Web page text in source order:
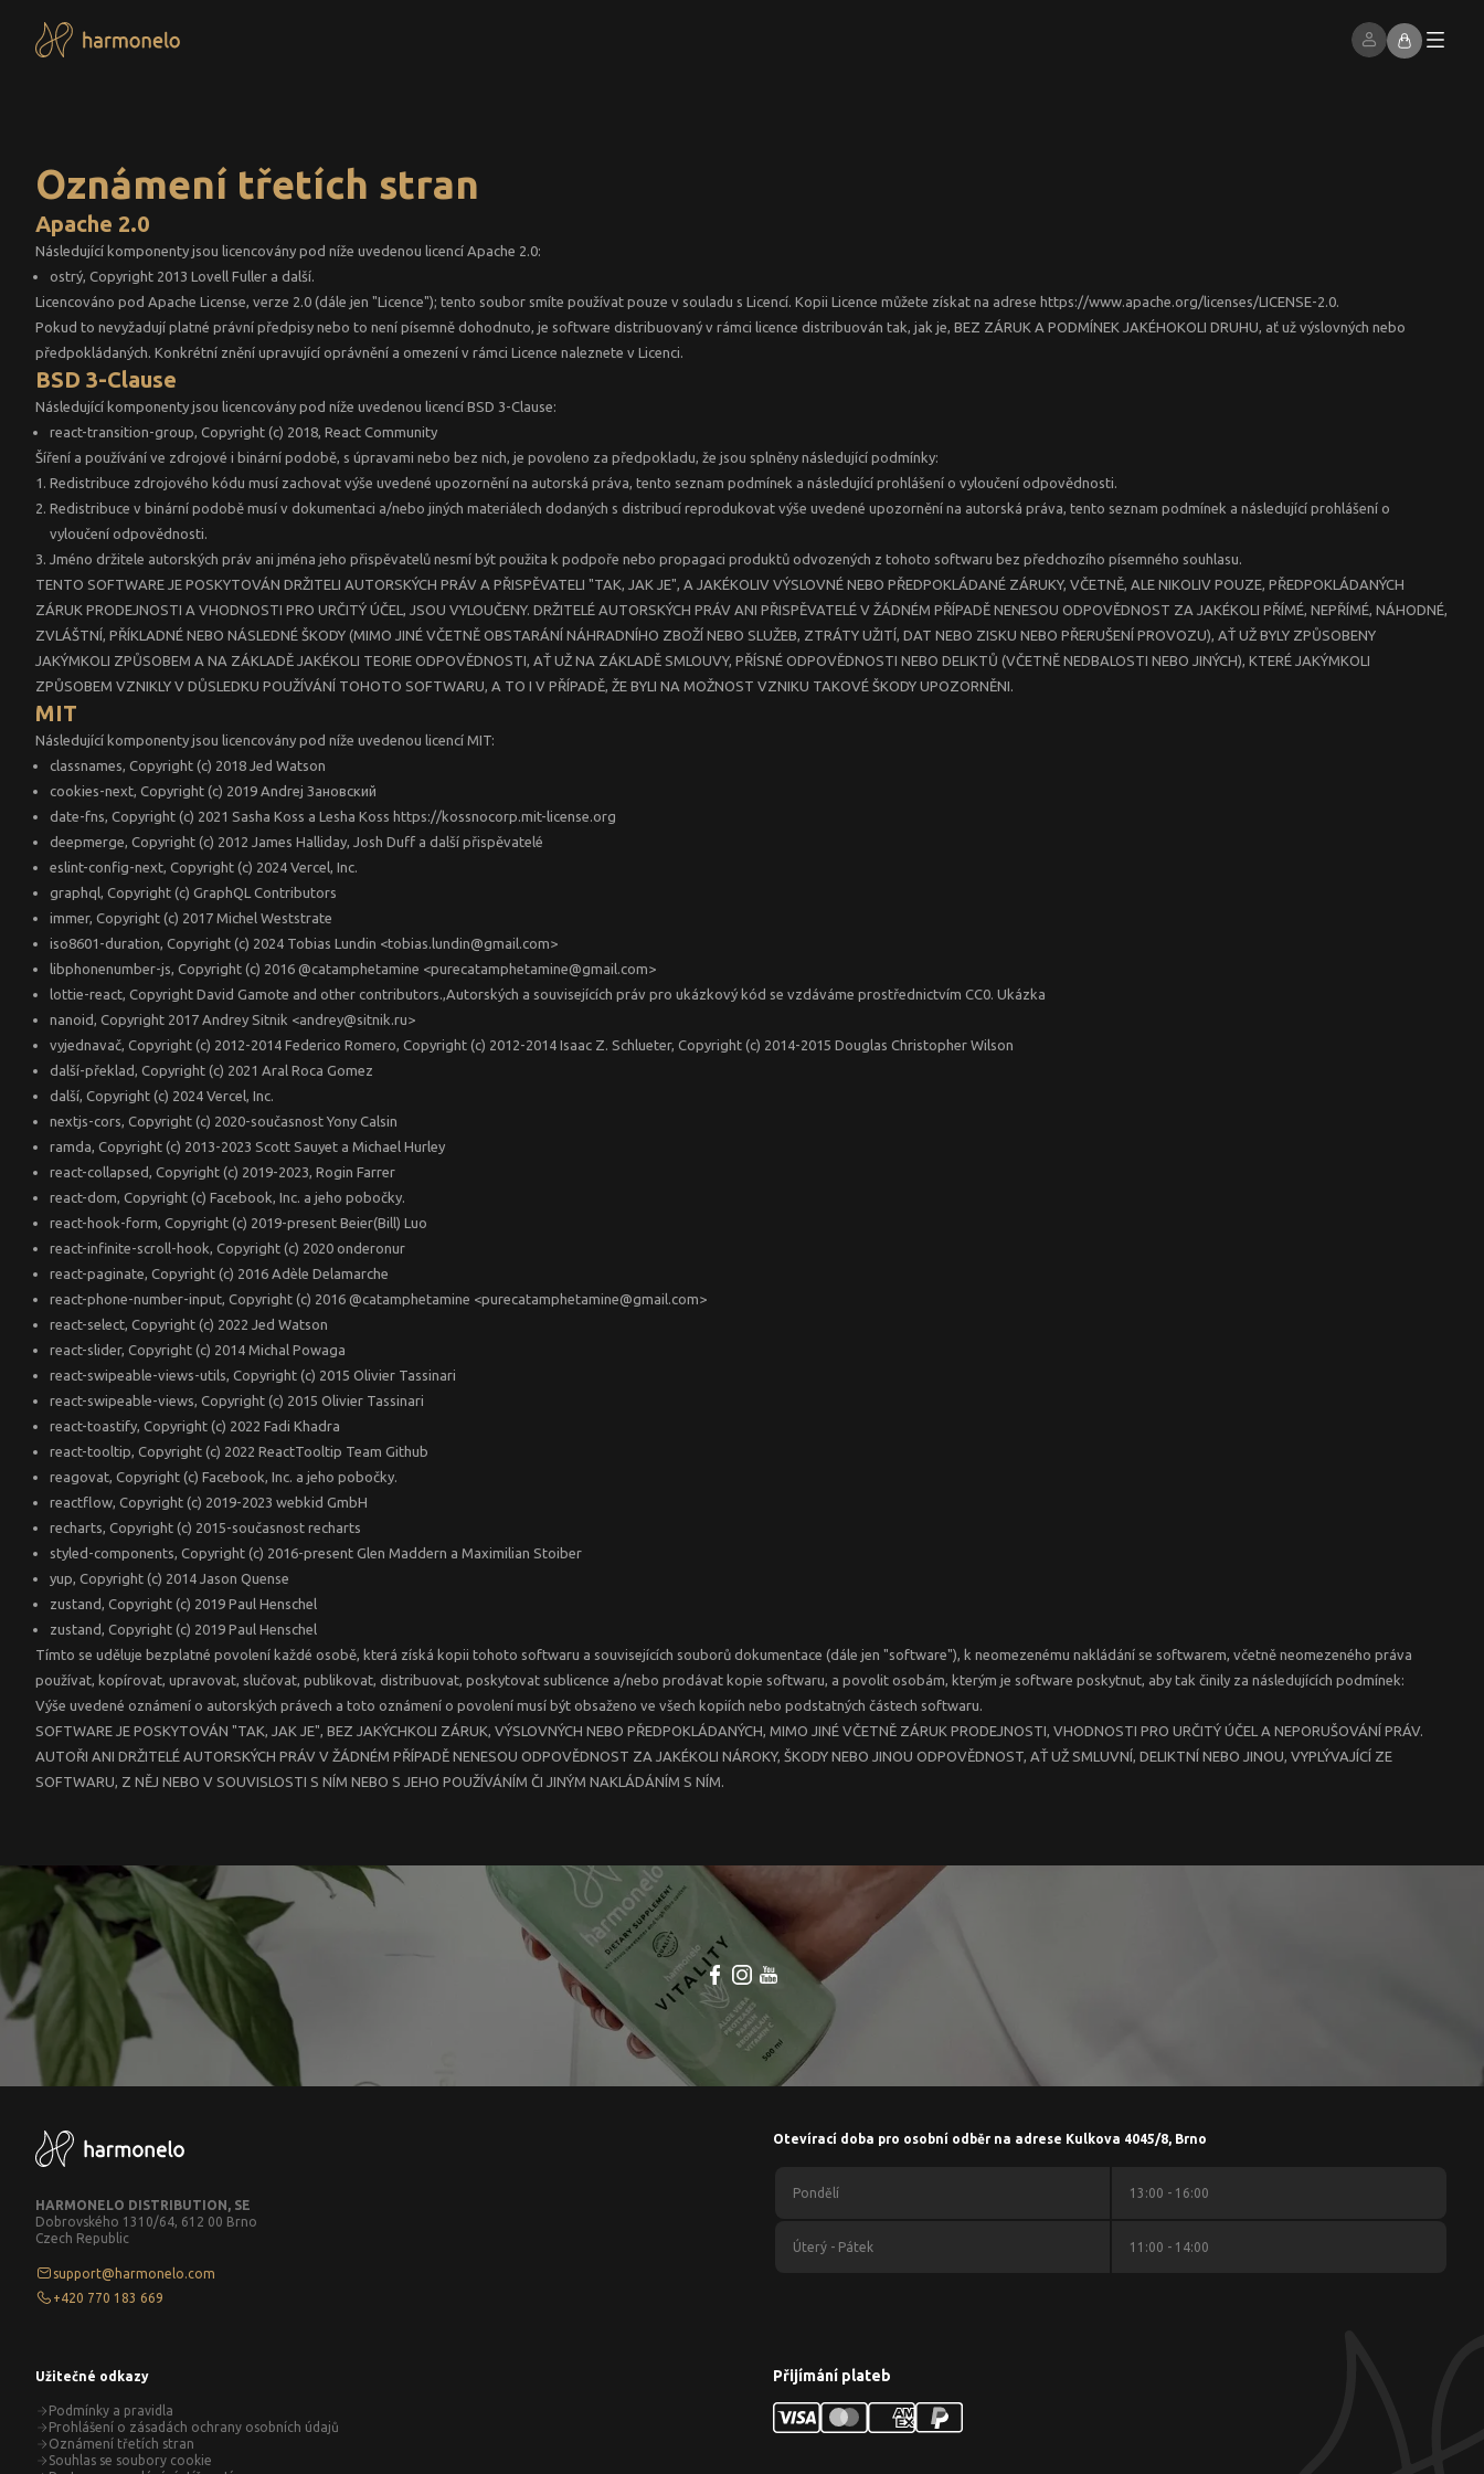
Oznámení třetích stran
Apache 2.0
Následující komponenty jsou licencovány pod níže uvedenou licencí Apache 2.0:
ostrý, Copyright 2013 Lovell Fuller a další.
Licencováno pod Apache License, verze 2.0 (dále jen "Licence"); tento soubor smíte používat pouze v souladu s Licencí. Kopii Licence můžete získat na adrese https://www.apache.org/licenses/LICENSE-2.0.
Pokud to nevyžadují platné právní předpisy nebo to není písemně dohodnuto, je software distribuovaný v rámci licence distribuován tak, jak je, BEZ ZÁRUK A PODMÍNEK JAKÉHOKOLI DRUHU, ať už výslovných nebo
předpokládaných. Konkrétní znění upravující oprávnění a omezení v rámci Licence naleznete v Licenci.
BSD 3-Clause
Následující komponenty jsou licencovány pod níže uvedenou licencí BSD 3-Clause:
react-transition-group, Copyright (c) 2018, React Community
Šíření a používání ve zdrojové i binární podobě, s úpravami nebo bez nich, je povoleno za předpokladu, že jsou splněny následující podmínky:
Redistribuce zdrojového kódu musí zachovat výše uvedené upozornění na autorská práva, tento seznam podmínek a následující prohlášení o vyloučení odpovědnosti.
Redistribuce v binární podobě musí v dokumentaci a/nebo jiných materiálech dodaných s distribucí reprodukovat výše uvedené upozornění na autorská práva, tento seznam podmínek a následující prohlášení o
vyloučení odpovědnosti.
Jméno držitele autorských práv ani jména jeho přispěvatelů nesmí být použita k podpoře nebo propagaci produktů odvozených z tohoto softwaru bez předchozího písemného souhlasu.
TENTO SOFTWARE JE POSKYTOVÁN DRŽITELI AUTORSKÝCH PRÁV A PŘISPĚVATELI "TAK, JAK JE", A JAKÉKOLIV VÝSLOVNÉ NEBO PŘEDPOKLÁDANÉ ZÁRUKY, VČETNĚ, ALE NIKOLIV POUZE, PŘEDPOKLÁDANÝCH
ZÁRUK PRODEJNOSTI A VHODNOSTI PRO URČITÝ ÚČEL, JSOU VYLOUČENY. DRŽITELÉ AUTORSKÝCH PRÁV ANI PŘISPĚVATELÉ V ŽÁDNÉM PŘÍPADĚ NENESOU ODPOVĚDNOST ZA JAKÉKOLI PŘÍMÉ, NEPŘÍMÉ, NÁHODNÉ,
ZVLÁŠTNÍ, PŘÍKLADNÉ NEBO NÁSLEDNÉ ŠKODY (MIMO JINÉ VČETNĚ OBSTARÁNÍ NÁHRADNÍHO ZBOŽÍ NEBO SLUŽEB, ZTRÁTY UŽITÍ, DAT NEBO ZISKU NEBO PŘERUŠENÍ PROVOZU), AŤ UŽ BYLY ZPŮSOBENY
JAKÝMKOLI ZPŮSOBEM A NA ZÁKLADĚ JAKÉKOLI TEORIE ODPOVĚDNOSTI, AŤ UŽ NA ZÁKLADĚ SMLOUVY, PŘÍSNÉ ODPOVĚDNOSTI NEBO DELIKTŮ (VČETNĚ NEDBALOSTI NEBO JINÝCH), KTERÉ JAKÝMKOLI
ZPŮSOBEM VZNIKLY V DŮSLEDKU POUŽÍVÁNÍ TOHOTO SOFTWARU, A TO I V PŘÍPADĚ, ŽE BYLI NA MOŽNOST VZNIKU TAKOVÉ ŠKODY UPOZORNĚNI.
MIT
Následující komponenty jsou licencovány pod níže uvedenou licencí MIT:
classnames, Copyright (c) 2018 Jed Watson
cookies-next, Copyright (c) 2019 Andrej Зановский
date-fns, Copyright (c) 2021 Sasha Koss a Lesha Koss https://kossnocorp.mit-license.org
deepmerge, Copyright (c) 2012 James Halliday, Josh Duff a další přispěvatelé
eslint-config-next, Copyright (c) 2024 Vercel, Inc.
graphql, Copyright (c) GraphQL Contributors
immer, Copyright (c) 2017 Michel Weststrate
iso8601-duration, Copyright (c) 2024 Tobias Lundin <tobias.lundin@gmail.com>
libphonenumber-js, Copyright (c) 2016 @catamphetamine <purecatamphetamine@gmail.com>
lottie-react, Copyright David Gamote and other contributors.,Autorských a souvisejících práv pro ukázkový kód se vzdáváme prostřednictvím CC0. Ukázka
nanoid, Copyright 2017 Andrey Sitnik <andrey@sitnik.ru>
vyjednavač, Copyright (c) 2012-2014 Federico Romero, Copyright (c) 2012-2014 Isaac Z. Schlueter, Copyright (c) 2014-2015 Douglas Christopher Wilson
další-překlad, Copyright (c) 2021 Aral Roca Gomez
další, Copyright (c) 2024 Vercel, Inc.
nextjs-cors, Copyright (c) 2020-současnost Yony Calsin
ramda, Copyright (c) 2013-2023 Scott Sauyet a Michael Hurley
react-collapsed, Copyright (c) 2019-2023, Rogin Farrer
react-dom, Copyright (c) Facebook, Inc. a jeho pobočky.
react-hook-form, Copyright (c) 2019-present Beier(Bill) Luo
react-infinite-scroll-hook, Copyright (c) 2020 onderonur
react-paginate, Copyright (c) 2016 Adèle Delamarche
react-phone-number-input, Copyright (c) 2016 @catamphetamine <purecatamphetamine@gmail.com>
react-select, Copyright (c) 2022 Jed Watson
react-slider, Copyright (c) 2014 Michal Powaga
react-swipeable-views-utils, Copyright (c) 2015 Olivier Tassinari
react-swipeable-views, Copyright (c) 2015 Olivier Tassinari
react-toastify, Copyright (c) 2022 Fadi Khadra
react-tooltip, Copyright (c) 2022 ReactTooltip Team Github
reagovat, Copyright (c) Facebook, Inc. a jeho pobočky.
reactflow, Copyright (c) 2019-2023 webkid GmbH
recharts, Copyright (c) 2015-současnost recharts
styled-components, Copyright (c) 2016-present Glen Maddern a Maximilian Stoiber
yup, Copyright (c) 2014 Jason Quense
zustand, Copyright (c) 2019 Paul Henschel
zustand, Copyright (c) 2019 Paul Henschel
Tímto se uděluje bezplatné povolení každé osobě, která získá kopii tohoto softwaru a souvisejících souborů dokumentace (dále jen "software"), k neomezenému nakládání se softwarem, včetně neomezeného práva
používat, kopírovat, upravovat, slučovat, publikovat, distribuovat, poskytovat sublicence a/nebo prodávat kopie softwaru, a povolit osobám, kterým je software poskytnut, aby tak činily za následujících podmínek:
Výše uvedené oznámení o autorských právech a toto oznámení o povolení musí být obsaženo ve všech kopiích nebo podstatných částech softwaru.
SOFTWARE JE POSKYTOVÁN "TAK, JAK JE", BEZ JAKÝCHKOLI ZÁRUK, VÝSLOVNÝCH NEBO PŘEDPOKLÁDANÝCH, MIMO JINÉ VČETNĚ ZÁRUK PRODEJNOSTI, VHODNOSTI PRO URČITÝ ÚČEL A NEPORUŠOVÁNÍ PRÁV.
AUTOŘI ANI DRŽITELÉ AUTORSKÝCH PRÁV V ŽÁDNÉM PŘÍPADĚ NENESOU ODPOVĚDNOST ZA JAKÉKOLI NÁROKY, ŠKODY NEBO JINOU ODPOVĚDNOST, AŤ UŽ SMLUVNÍ, DELIKTNÍ NEBO JINOU, VYPLÝVAJÍCÍ ZE
SOFTWARU, Z NĚJ NEBO V SOUVISLOSTI S NÍM NEBO S JEHO POUŽÍVÁNÍM ČI JINÝM NAKLÁDÁNÍM S NÍM.
HARMONELO DISTRIBUTION, SE
Dobrovského 1310/64, 612 00 Brno
Czech Republic
support@harmonelo.com
+420 770 183 669
Otevírací doba pro osobní odběr na adrese Kulkova 4045/8, Brno
Pondělí 13:00 - 16:00
Úterý - Pátek 11:00 - 14:00
Užitečné odkazy
Podmínky a pravidla
Prohlášení o zásadách ochrany osobních údajů
Oznámení třetích stran
Souhlas se soubory cookie
Přijímání plateb